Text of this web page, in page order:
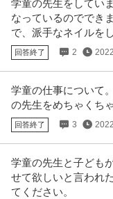
正社員 研修あり 教育充
年収400万円〜600万円
【職種】管理＞経理（財
などに応じ、当該求人をビ
管理会計 ／ 保育事業
HITOWAキッズライフ株式
正社員 職場内禁煙 リモ
年収400万円〜600万円
【職種】管理＞管理会計
じ、当該求人をビズリーチ
学童の先生をしてい
なっているのででき
で、派手なネイルを
回答終了 2
学童の仕事について
の先生をめちゃくち
回答終了 3
学童の先生と子ども
せて欲しいと言われ
てください。